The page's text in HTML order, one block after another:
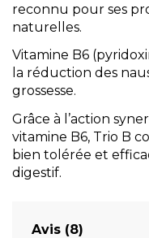
reconnu pour ses
naturelles.
Vitamine B6
la réduction des
grossesse.
Grâce à l’action
vitamine B6, Trio B
bien tolérée et
digestif.
Avis (8)